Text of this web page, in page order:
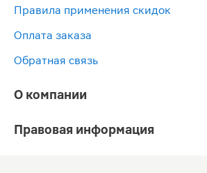
Правила применения скидок
Оплата заказа
Обратная связь
О компании
Правовая информация